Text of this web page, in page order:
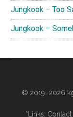
Jungkook – Too
Jungkook –
© 2019–2026
*Links: Contact